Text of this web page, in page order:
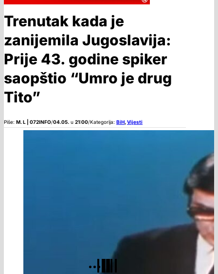
Trenutak kada je
zanijemila Jugoslavija:
Prije 43. godine spiker
saopštio “Umro je drug
Tito”
Piše: M. L | 072INFO/04.05. u 21:00/Kategorija: BiH,Vijesti